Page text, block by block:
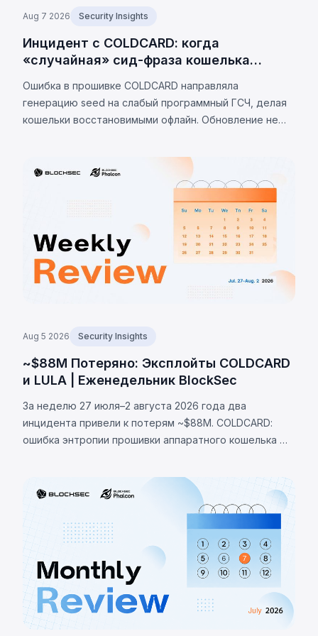
Aug 7 2026 Security Insights
Инцидент с COLDCARD: когда
«случайная» сид-фраза кошелька
Ошибка в прошивке COLDCARD направляла
генерацию seed на слабый программный ГСЧ, делая
кошельки восстановимыми офлайн. Обновление не
оценки до 2 055 BTC.
Aug 5 2026 Security Insights
~$88M Потеряно: Эксплойты COLDCARD
и LULA | Еженедельник BlockSec
За неделю 27 июля–2 августа 2026 года два
инцидента привели к потерям ~$88M. COLDCARD:
ошибка энтропии прошивки аппаратного кошелька —
позволив украсть 1370 BTC (~$88M). LULA (BNB Chain):
логическая уязвимость позволила вызвать `recycle()`,
слив ~$578K из пула PancakeSwap V2.